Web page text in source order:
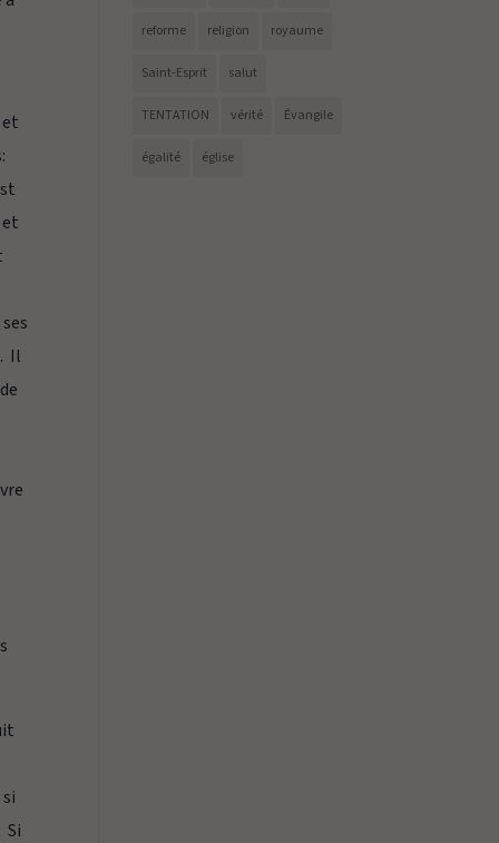
Il
Si
reforme religion royaume
Saint-Esprit salut
TENTATION vérité Évangile
égalité église